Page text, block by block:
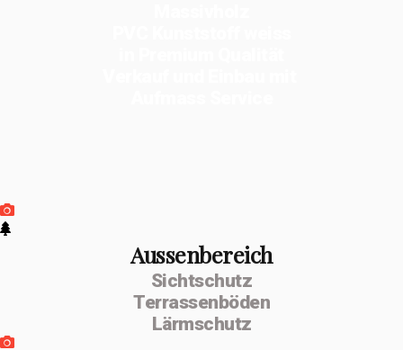
Aussenbereich
Sichtschutz
Terrassenböden
Lärmschutz